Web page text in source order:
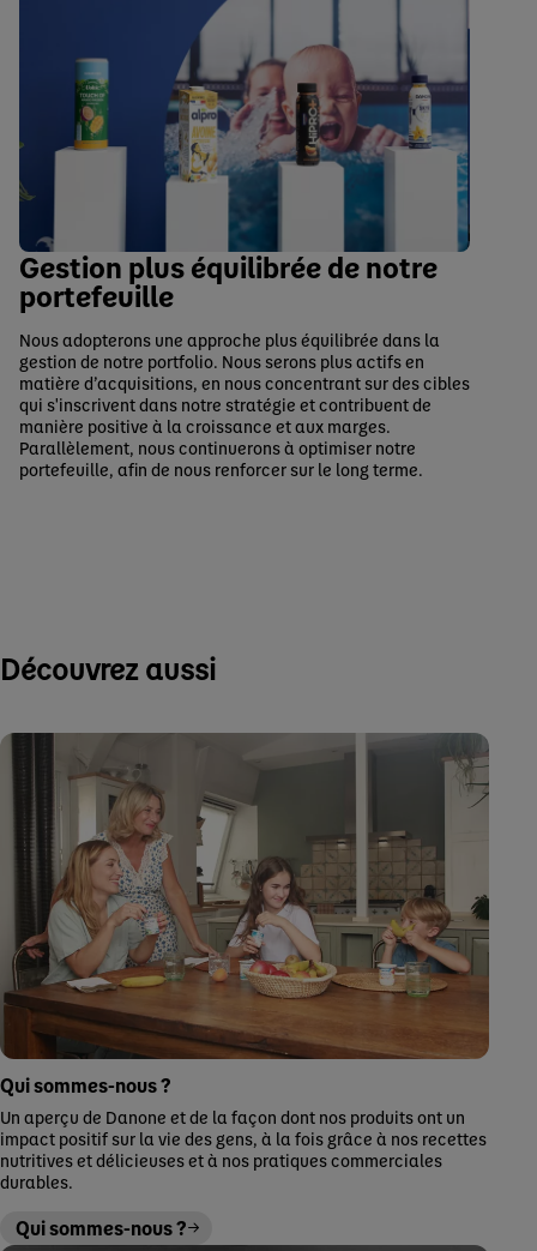
Gestion plus équilibrée de notre
portefeuille
Nous adopterons une approche plus équilibrée dans la
gestion de notre portfolio. Nous serons plus actifs en
matière d’acquisitions, en nous concentrant sur des cibles
qui s'inscrivent dans notre stratégie et contribuent de
manière positive à la croissance et aux marges.
Parallèlement, nous continuerons à optimiser notre
portefeuille, afin de nous renforcer sur le long terme.
Découvrez aussi
Qui sommes-nous ?
Un aperçu de Danone et de la façon dont nos produits ont un
impact positif sur la vie des gens, à la fois grâce à nos recettes
nutritives et délicieuses et à nos pratiques commerciales
durables.
Qui sommes-nous ?